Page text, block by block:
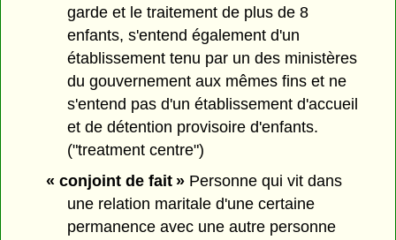
garde et le traitement de plus de 8
enfants, s'entend également d'un
établissement tenu par un des ministères
du gouvernement aux mêmes fins et ne
s'entend pas d'un établissement d'accueil
et de détention provisoire d'enfants.
("treatment centre")
« conjoint de fait »Personne qui vit dans
une relation maritale d'une certaine
permanence avec une autre personne